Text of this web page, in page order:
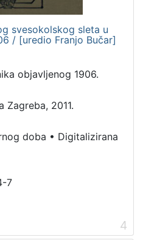
svesokolskog sleta u
/ [uredio Franjo Bučar]
objavljenog 1906.
Zagreba, 2011.
doba • Digitalizirana
7
4